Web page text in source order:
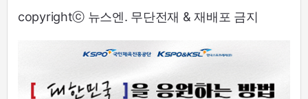
copyrightⓒ 뉴스엔. 무단전재 & 재배포 금지